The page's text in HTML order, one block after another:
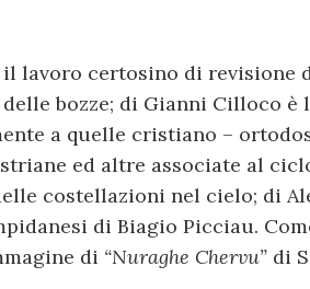
lavoro certosino di revisione
bozze; di Gianni Cilloco è
a quelle cristiano –
ed altre associate al
costellazioni nel cielo; di
di Biagio Picciau.
di “Nuraghe Chervu” di